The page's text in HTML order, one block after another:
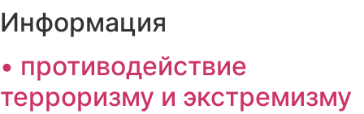
Информация
• противодействие
терроризму и экстремизму